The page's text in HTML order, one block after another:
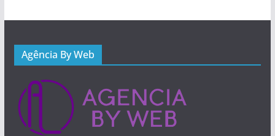
Agência By Web